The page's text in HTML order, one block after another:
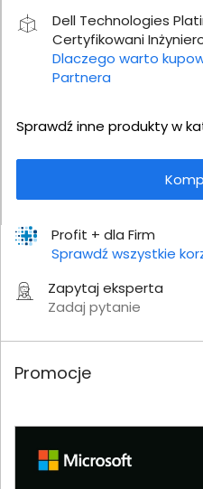
Profit + dla Firm
Sprawdź wszystkie
Zapytaj eksperta
Zadaj pytanie
Dell Technologies
Certyfikowani
Dlaczego warto
Partnera
Sprawdź inne produkty w
Promocje